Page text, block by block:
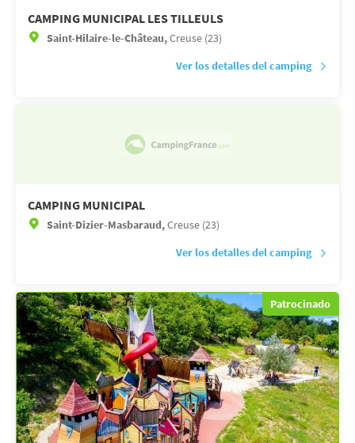
CAMPING MUNICIPAL LES TILLEULS
Saint-Hilaire-le-Château,Creuse (23)
Ver los detalles del camping
CAMPING MUNICIPAL
Saint-Dizier-Masbaraud,Creuse (23)
Ver los detalles del camping
Patrocinado